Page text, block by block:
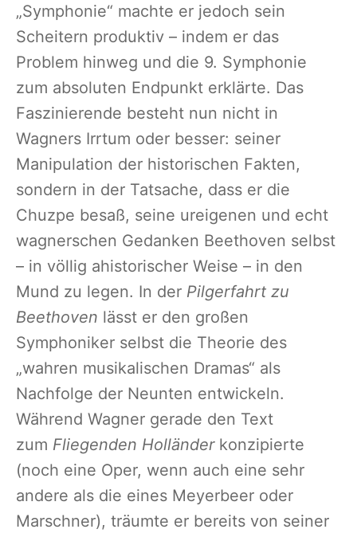
„Symphonie“ machte er jedoch sein
Scheitern produktiv – indem er das
Problem hinweg und die 9. Symphonie
zum absoluten Endpunkt erklärte. Das
Faszinierende besteht nun nicht in
Wagners Irrtum oder besser: seiner
Manipulation der historischen Fakten,
sondern in der Tatsache, dass er die
Chuzpe besaß, seine ureigenen und echt
wagnerschen Gedanken Beethoven selbst
– in völlig ahistorischer Weise – in den
Mund zu legen. In der Pilgerfahrt zu
Beethoven lässt er den großen
Symphoniker selbst die Theorie des
„wahren musikalischen Dramas“ als
Nachfolge der Neunten entwickeln.
Während Wagner gerade den Text
zum Fliegenden Holländer konzipierte
(noch eine Oper, wenn auch eine sehr
andere als die eines Meyerbeer oder
Marschner), träumte er bereits von seiner